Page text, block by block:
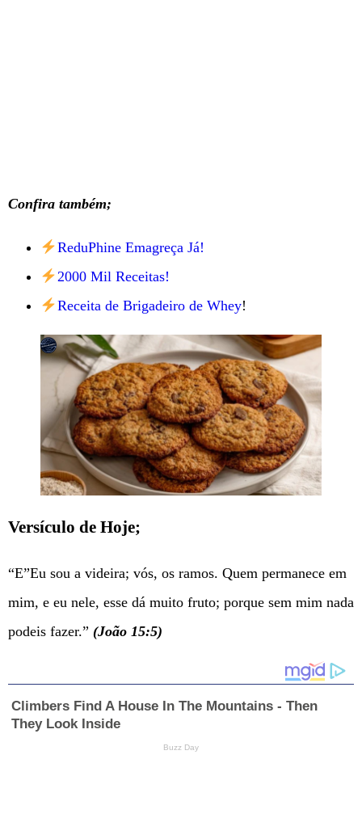
Confira também;
ReduPhine Emagreça Já!
2000 Mil Receitas!
Receita de Brigadeiro de Whey!
Versículo de Hoje;
“E”Eu sou a videira; vós, os ramos. Quem permanece em
mim, e eu nele, esse dá muito fruto; porque sem mim nada
podeis fazer.” (João 15:5)